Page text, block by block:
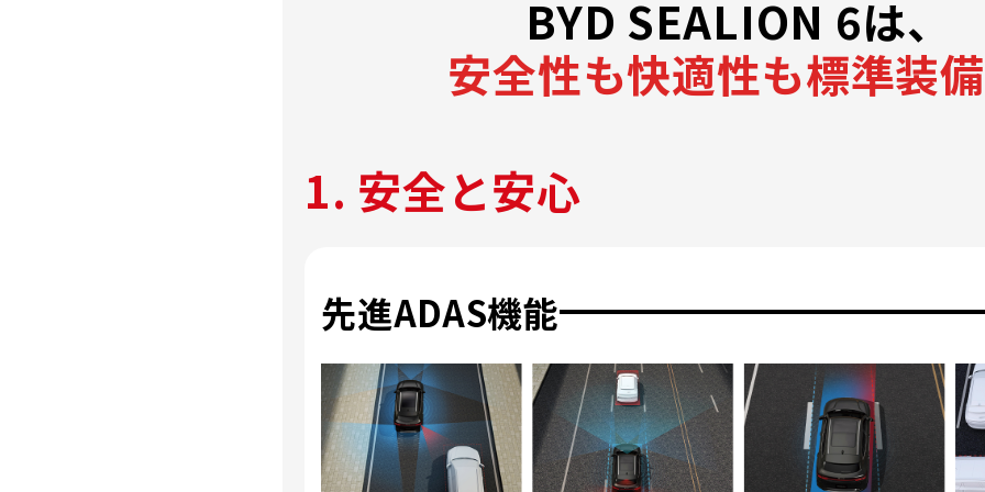
BYD SEALION 6は、
安全性も快適性も標準装
1. 安全と安心
先進ADAS機能